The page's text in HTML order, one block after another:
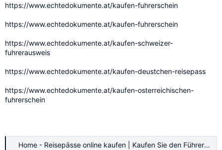
https://www.echtedokumente.at/kaufen-fuhrerschein
https://www.echtedokumente.at/kaufen-fuhrerschein
https://www.echtedokumente.at/kaufen-schweizer-
fuhrerausweis
https://www.echtedokumente.at/kaufen-deustchen-reisepass
https://www.echtedokumente.at/kaufen-osterreichischen-
fuhrerschein
Home - Reisepässe online kaufen | Kaufen Sie den Führerschein online